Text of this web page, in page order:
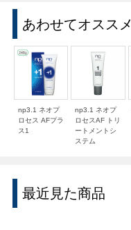
あわせてオススメ
np3.1 ネオプ
ロセス AFプラ
ス1
np3.1 ネオプ
ロセスAF トリ
ートメントシ
ステム
最近見た商品